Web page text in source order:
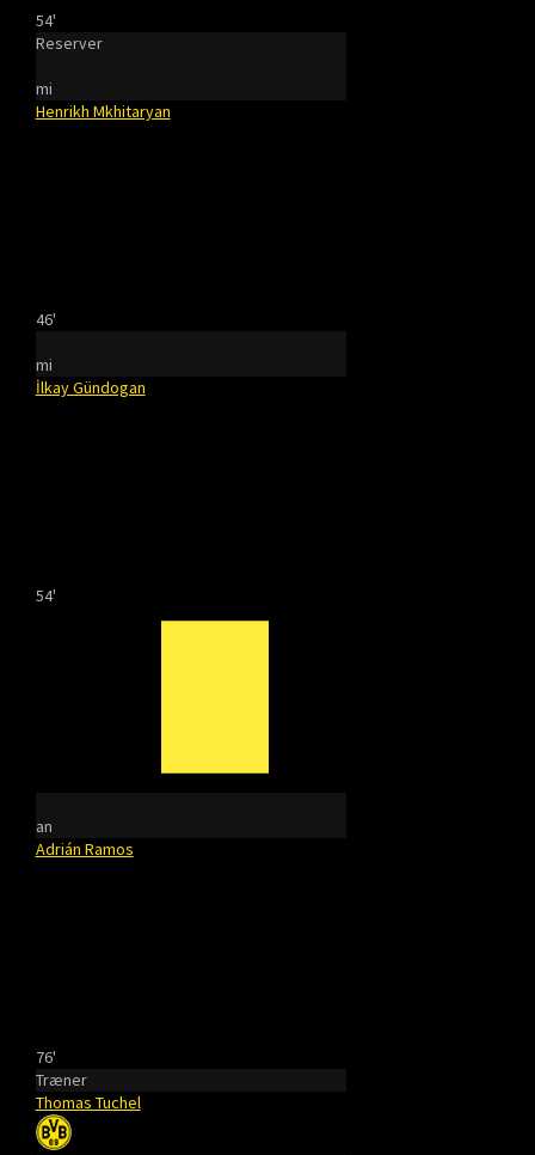
54'
Reserver
mi
Henrikh Mkhitaryan
46'
mi
İlkay Gündogan
54'
an
Adrián Ramos
76'
Træner
Thomas Tuchel